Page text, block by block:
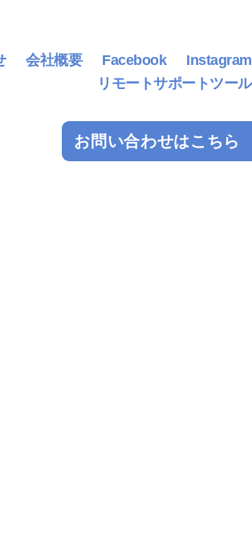
お問い合わせはこちら
会社概要 Facebook
Instagram
リモートサポートツール